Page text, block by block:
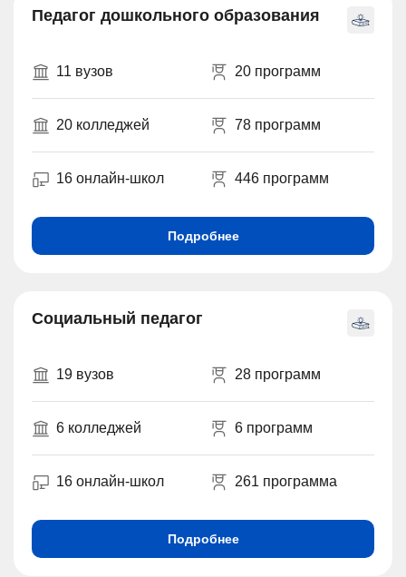
Педагог дошкольного образования
11 вузов 20 программ
20 колледжей 78 программ
16 онлайн-школ 446 программ
Подробнее
Социальный педагог
19 вузов 28 программ
6 колледжей 6 программ
16 онлайн-школ 261 программа
Подробнее